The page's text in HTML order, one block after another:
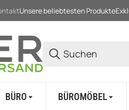
Unsere beliebtesten Produkte
BÜRO BÜROMÖBEL